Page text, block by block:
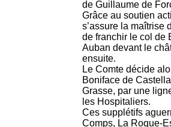
de Guillaume de
Grâce au soutien
s’assure la maîtrise
de franchir le col de
Auban devant le
ensuite.
Le Comte décide
Boniface de
Grasse, par une
les Hospitaliers.
Ces supplétifs
Comps, La Roque-